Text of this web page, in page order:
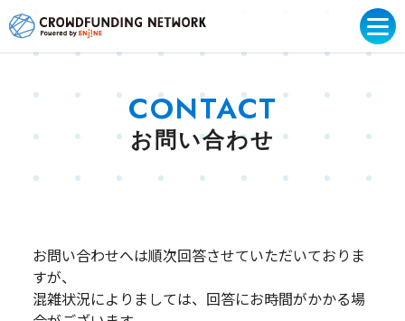
CONTACT
お問い合わせ
お問い合わせへは順次回答させていただいておりま
すが、
混雑状況によりましては、回答にお時間がかかる場